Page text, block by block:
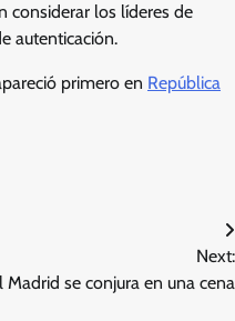
considerar los líderes de
autenticación.
primero en República
Next:
Madrid se conjura en una cena